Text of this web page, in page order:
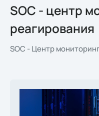
SOC - центр
реагирования
SOC - Центр